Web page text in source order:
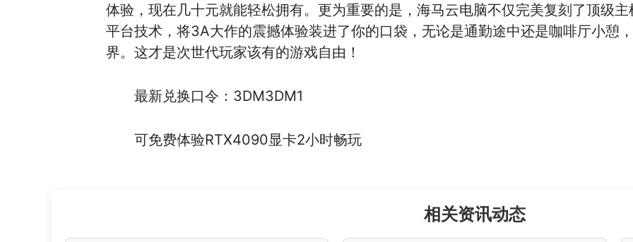
体验，现在几十元就能轻松拥有。更为重要的是，海马云电脑不仅完美复刻了顶级
平台技术，将3A大作的震撼体验装进了你的口袋，无论是通勤途中还是咖啡厅小憩
界。这才是次世代玩家该有的游戏自由！
最新兑换口令：3DM3DM1
可免费体验RTX4090显卡2小时畅玩
相关资讯动态